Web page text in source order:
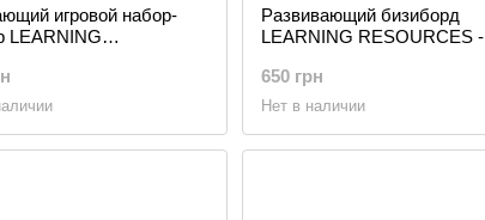
игровой набор-
LEARNING
Развивающий бизиборд
LEARNING RESOURCES -
650 грн
Нет в наличии